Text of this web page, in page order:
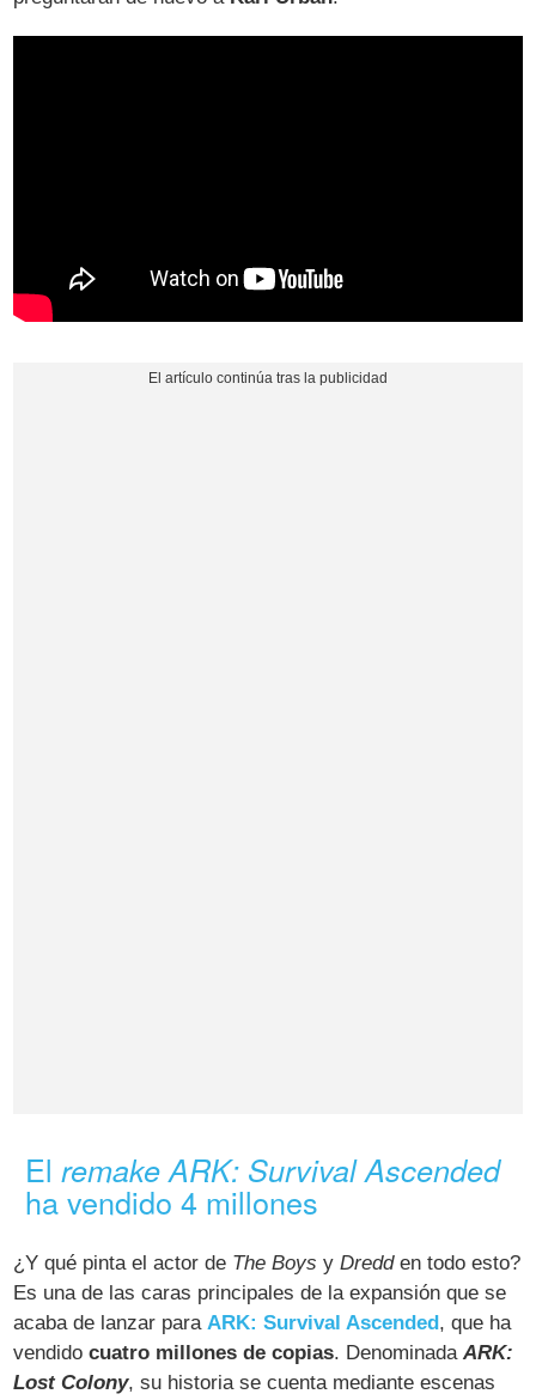
Elremake ARK: Survival Ascended
ha vendido 4 millones
¿Y qué pinta el actor de The Boys yDredden todo esto?
Es una de las caras principales de la expansión que se
acaba de lanzar paraARK: Survival Ascended , que ha
vendidocuatro millones de copias. DenominadaARK:
Lost Colony, su historia se cuenta mediante escenas